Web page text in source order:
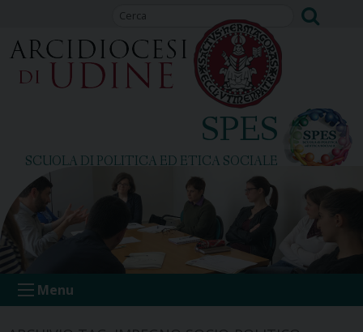
content
SPES
SCUOLA DI POLITICA ED ETICA SOCIALE
Menu